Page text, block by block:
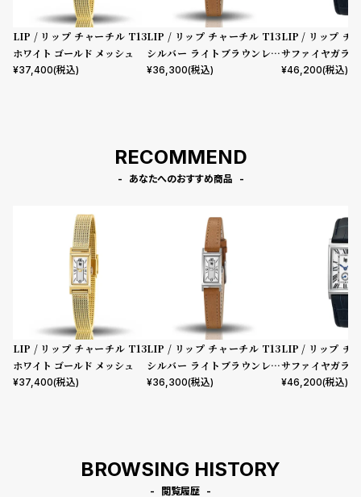
LIP / リップ チャーチル T13
ホワイト ゴールド メッシュ
¥37,400(税込)
LIP / リップ チャーチル T13
シルバー ライトブラウンレザ
ー
¥36,300(税込)
LIP / リップ チ
サファイヤガラ
イビー レザー
¥46,200(税込)
RECOMMEND
あなたへのおすすめ商品
LIP / リップ チャーチル T13
ホワイト ゴールド メッシュ
¥37,400(税込)
LIP / リップ チャーチル T13
シルバー ライトブラウンレザ
ー
¥36,300(税込)
LIP / リップ チ
サファイヤガラ
イビー レザー
¥46,200(税込)
BROWSING HISTORY
閲覧履歴